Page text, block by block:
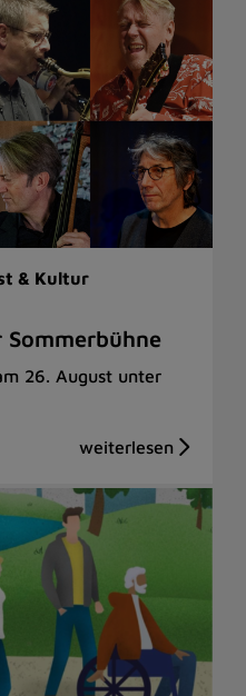
& Kultur
Sommerbühne
26. August unter